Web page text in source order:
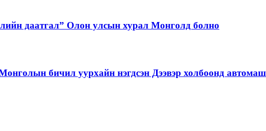
даатгал” Олон улсын хурал Монголд болно
бичил уурхайн нэгдсэн Дээвэр холбоонд